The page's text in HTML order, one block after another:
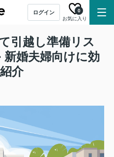
ログイン
お気に入り
0
引越し準備リス
新婚夫婦向けに効
介